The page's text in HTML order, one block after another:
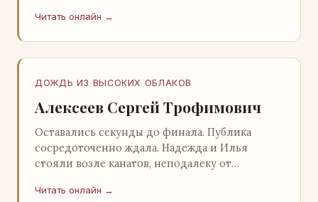
во…
Читать онлайн →
ДОЖДЬ ИЗ ВЫСОКИХ ОБЛАКОВ
Алексеев Сергей Трофимович
Оставались секунды до финала. Публика
сосредоточенно ждала. Надежда и Илья
стояли возле канатов, неподалеку от
прочей публики, …
Читать онлайн →